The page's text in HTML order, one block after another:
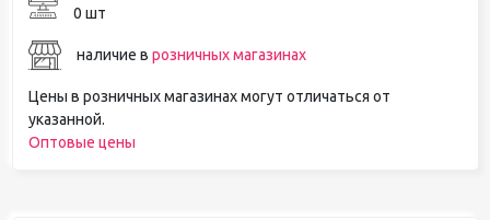
0 шт
наличие в розничных магазинах
Цены в розничных магазинах могут отличаться от
указанной.
Оптовые цены